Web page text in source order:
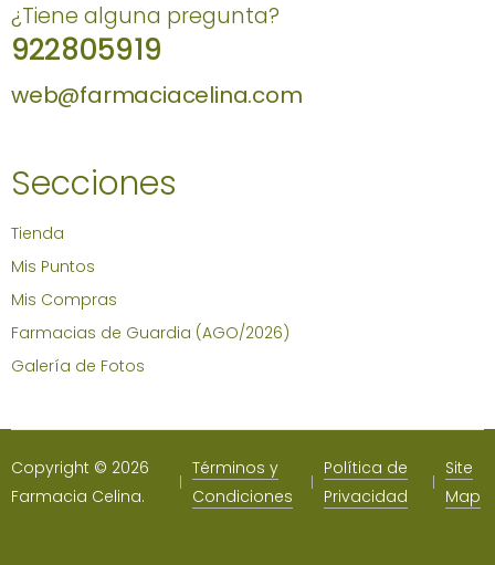
¿Tiene alguna pregunta?
922805919
web@farmaciacelina.com
Secciones
Tienda
Mis Puntos
Mis Compras
Farmacias de Guardia (AGO/2026)
Galería de Fotos
Copyright © 2026
Farmacia Celina.
Términos y
Condiciones
Política de
Privacidad
Site
Map